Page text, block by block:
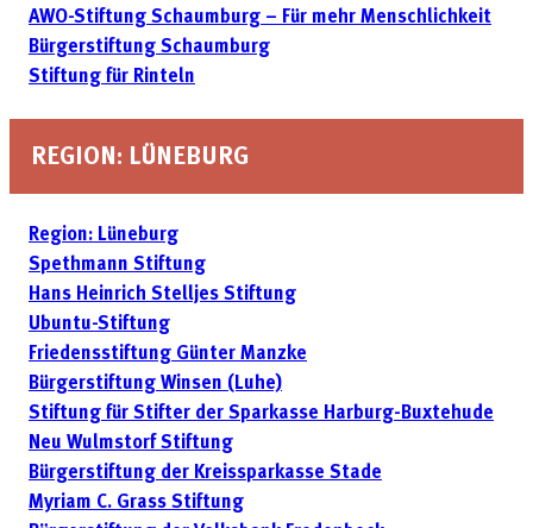
AWO-Stiftung Schaumburg – Für mehr Menschlichkeit
Bürgerstiftung Schaumburg
Stiftung für Rinteln
REGION: LÜNEBURG
Region: Lüneburg
Spethmann Stiftung
Hans Heinrich Stelljes Stiftung
Ubuntu-Stiftung
Friedensstiftung Günter Manzke
Bürgerstiftung Winsen (Luhe)
Stiftung für Stifter der Sparkasse Harburg-Buxtehude
Neu Wulmstorf Stiftung
Bürgerstiftung der Kreissparkasse Stade
Myriam C. Grass Stiftung